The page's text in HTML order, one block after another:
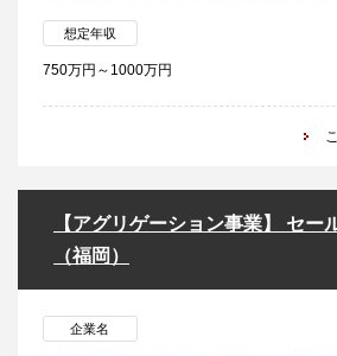
想定年収
750万円～1000万円
【アグリゲーション事業】 セー
（福岡）
企業名